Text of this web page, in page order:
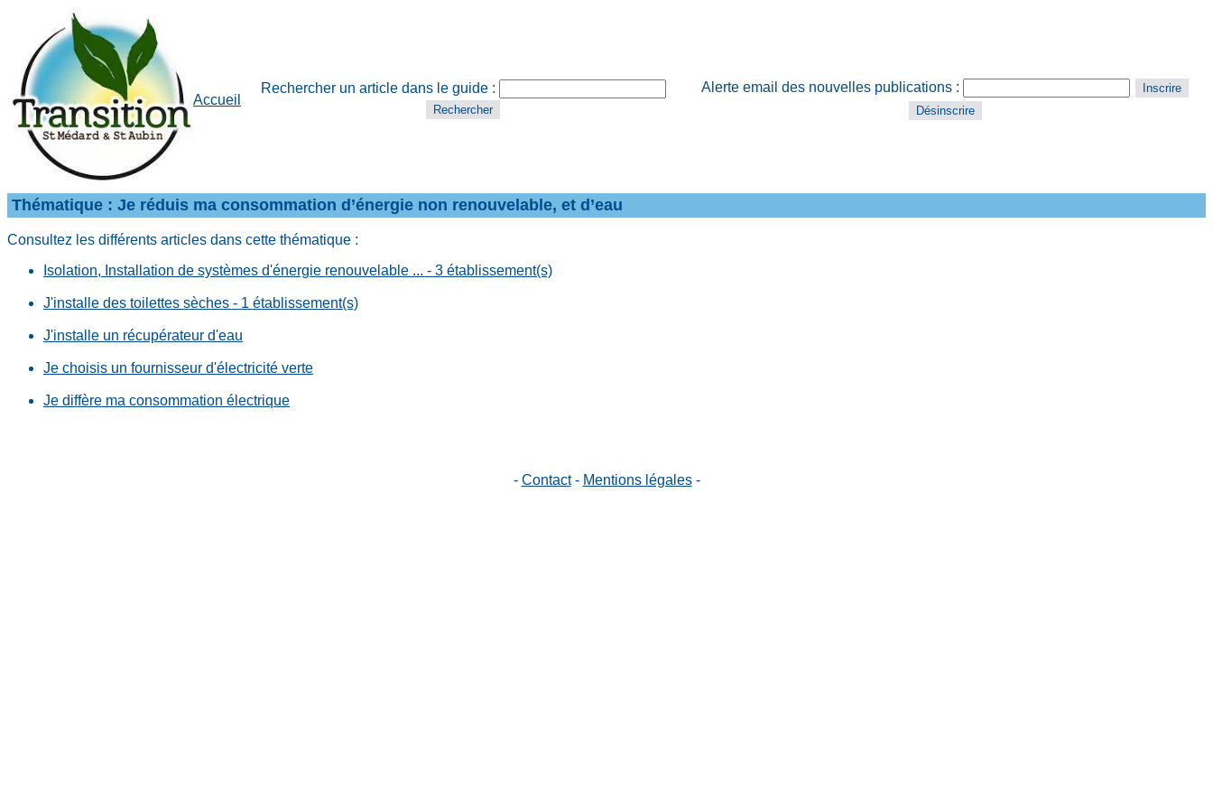
Accueil
Rechercher un article dans le guide : Alerte email des nouvelles publications :
Thématique : Je réduis ma consommation d’énergie non renouvelable, et d’eau
Consultez les différents articles dans cette thématique :
Isolation, Installation de systèmes d'énergie renouvelable ... - 3 établissement(s)
J'installe des toilettes sèches - 1 établissement(s)
J'installe un récupérateur d'eau
Je choisis un fournisseur d'électricité verte
Je diffère ma consommation électrique
- Contact- Mentions légales-